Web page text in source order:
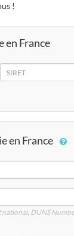
!
en France
en France
national, DUNS